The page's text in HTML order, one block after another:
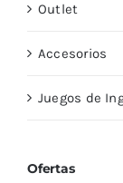
Outlet
Accesorios
Juegos de
Ofertas